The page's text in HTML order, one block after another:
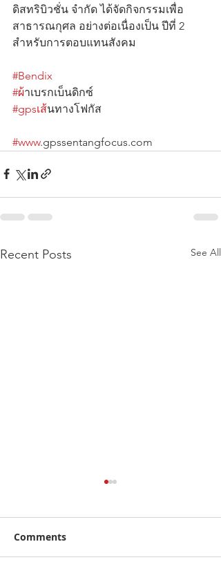
ดิสทริบิวชั่น จำกัด ได้จัดกิจกรรมเพื่อ
สาธารณกุศล อย่างต่อเนื่องเป็น ปีที่ 2
สำหรับการตอบแทนสังคม
#Bendix
#ผ้าเบรกเบ็นดิกซ์
#gpsเส้นทางโฟกัส
#www.gpssentangfocus.com
Recent Posts See All
Comments